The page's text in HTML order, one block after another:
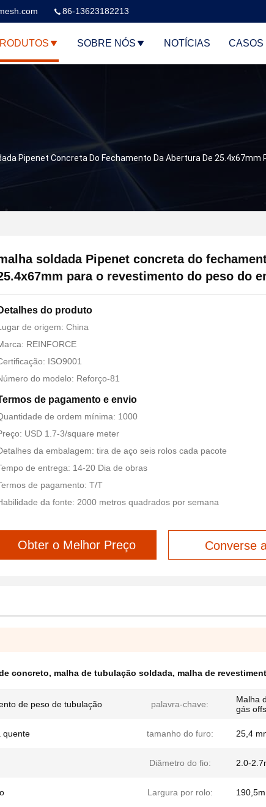
86-13623182213
SOBRE NÓS NOTÍCIAS CASOS
Pipenet Concreta Do Fechamento Da Abertura De
soldada Pipenet concreta do
para o revestimento do peso do
do produto
de origem: China
REINFORCE
ISO9001
do modelo: Reforço-81
de pagamento e envio
de ordem mínima: 1000
USD 1.7-3/square meter
da embalagem: tira de aço seis rolos cada pacote
de entrega: 14-20 Dia de obras
de pagamento: T/T
da fonte: 2000 metros quadrados por semana
Obter o Melhor Preço Converse
concreto, malha de tubulação soldada, malha de
de peso de tubulação palavra-chave:
Malha
gás
quente tamanho do furo: 25,4
Diâmetro do fio: 2.0-
Largura por rolo: